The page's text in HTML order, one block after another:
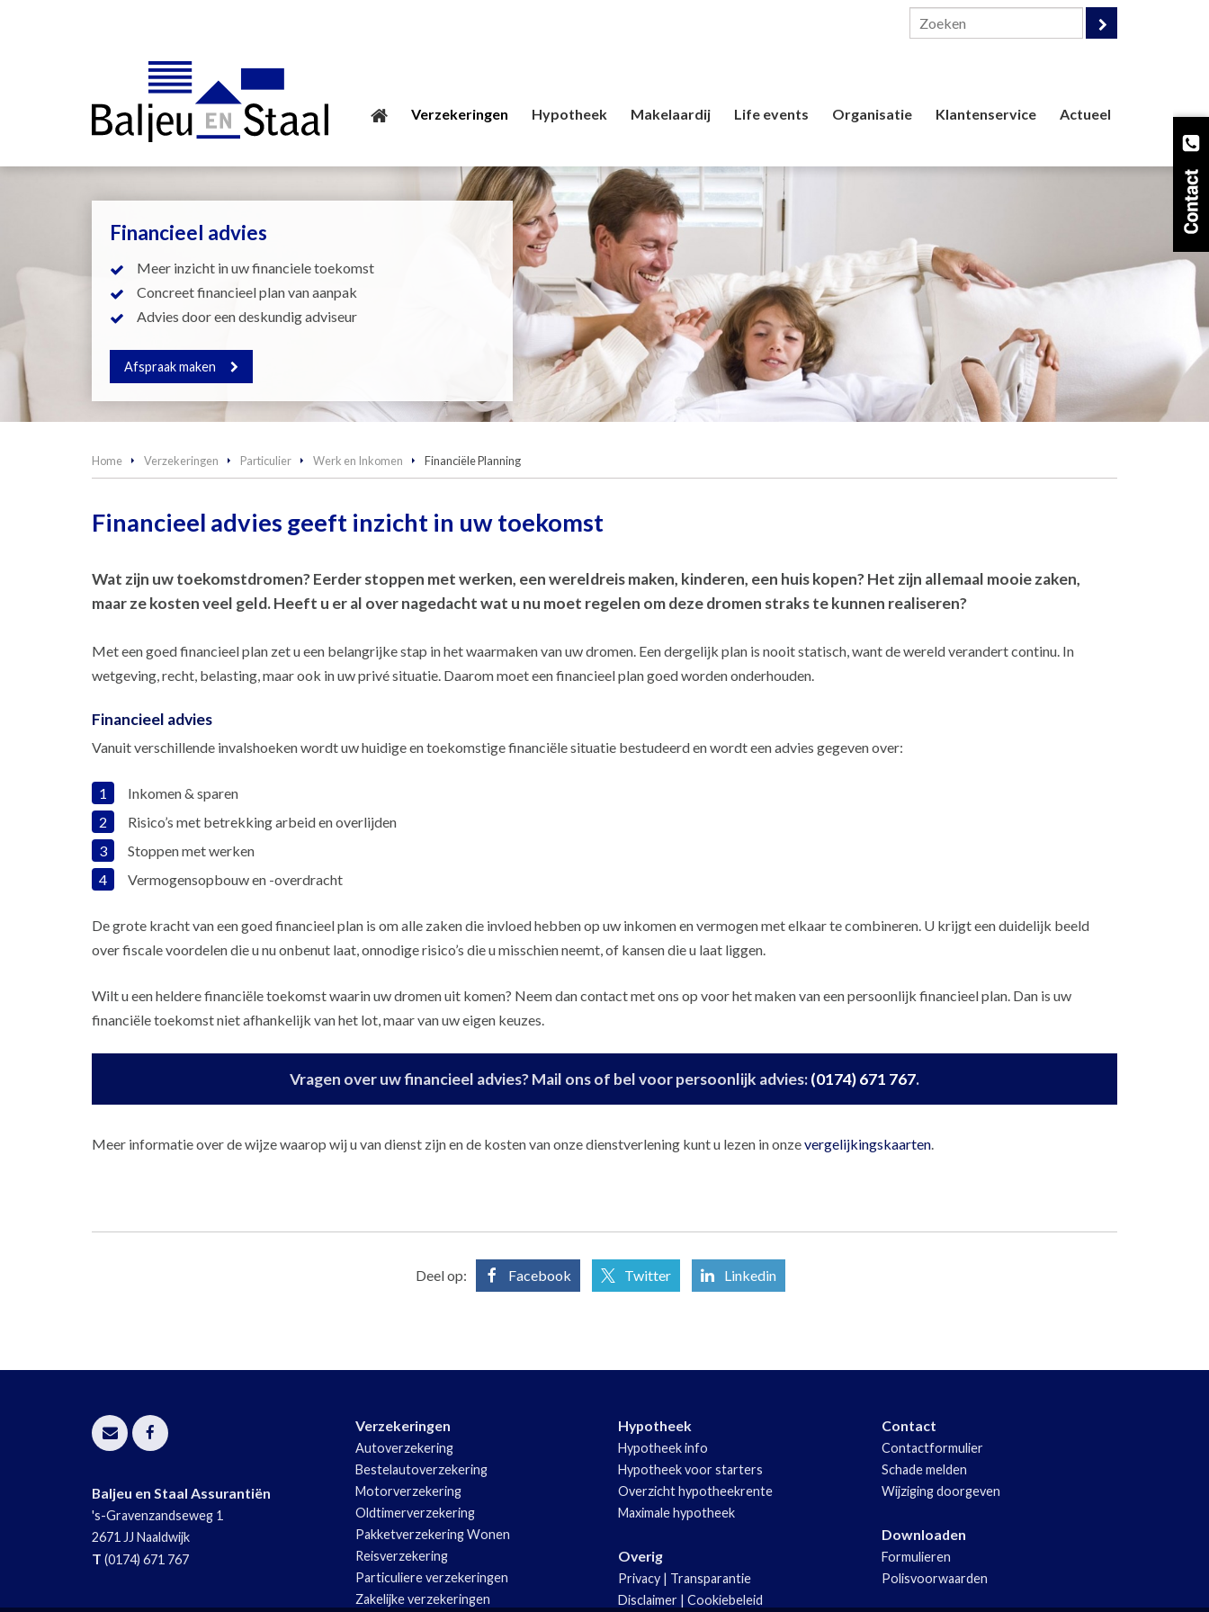
Verzekeringen Hypotheek Makelaardij Life events Organisatie Klantenservice Actueel
Financieel advies
Meer inzicht in uw financiele toekomst
Concreet financieel plan van aanpak
Advies door een deskundig adviseur
Afspraak maken
Home Verzekeringen Particulier Werk en Inkomen Financiële Planning
Financieel advies geeft inzicht in uw toekomst
Wat zijn uw toekomstdromen? Eerder stoppen met werken, een wereldreis maken, kinderen, een huis kopen? Het zijn allemaal mooie zaken,
maar ze kosten veel geld. Heeft u er al over nagedacht wat u nu moet regelen om deze dromen straks te kunnen realiseren?
Met een goed financieel plan zet u een belangrijke stap in het waarmaken van uw dromen. Een dergelijk plan is nooit statisch, want de wereld verandert continu. In
wetgeving, recht, belasting, maar ook in uw privé situatie. Daarom moet een financieel plan goed worden onderhouden.
Financieel advies
Vanuit verschillende invalshoeken wordt uw huidige en toekomstige financiële situatie bestudeerd en wordt een advies gegeven over:
Inkomen & sparen
Risico’s met betrekking arbeid en overlijden
Stoppen met werken
Vermogensopbouw en -overdracht
De grote kracht van een goed financieel plan is om alle zaken die invloed hebben op uw inkomen en vermogen met elkaar te combineren. U krijgt een duidelijk beeld
over fiscale voordelen die u nu onbenut laat, onnodige risico’s die u misschien neemt, of kansen die u laat liggen.
Wilt u een heldere financiële toekomst waarin uw dromen uit komen? Neem dan contact met ons op voor het maken van een persoonlijk financieel plan. Dan is uw
financiële toekomst niet afhankelijk van het lot, maar van uw eigen keuzes.
Vragen over uw financieel advies? Mail ons of bel voor persoonlijk advies:(0174) 671 767.
Meer informatie over de wijze waarop wij u van dienst zijn en de kosten van onze dienstverlening kunt u lezen in onzevergelijkingskaarten.
Deel op: Facebook Twitter Linkedin
Baljeu en Staal Assurantiën
's-Gravenzandseweg 1
2671 JJ Naaldwijk
T (0174) 671 767
Verzekeringen
Autoverzekering
Bestelautoverzekering
Motorverzekering
Oldtimerverzekering
Pakketverzekering Wonen
Reisverzekering
Particuliere verzekeringen
Zakelijke verzekeringen
Hypotheek
Hypotheek info
Hypotheek voor starters
Overzicht hypotheekrente
Maximale hypotheek
Overig
Privacy | Transparantie
Disclaimer | Cookiebeleid
Contact
Contactformulier
Schade melden
Wijziging doorgeven
Downloaden
Formulieren
Polisvoorwaarden